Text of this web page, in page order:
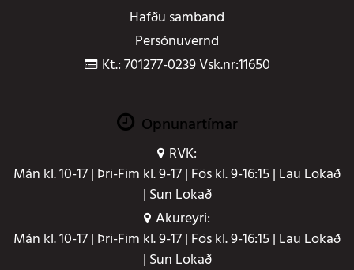
Hafðu samband
Persónuvernd
Kt.: 701277-0239 Vsk.nr:11650
Opnunartímar
RVK:
Mán kl. 10-17 | Þri-Fim kl. 9-17 | Fös kl. 9-16:15 | Lau Lokað
| Sun Lokað
Akureyri:
Mán kl. 10-17 | Þri-Fim kl. 9-17 | Fös kl. 9-16:15 | Lau Lokað
| Sun Lokað